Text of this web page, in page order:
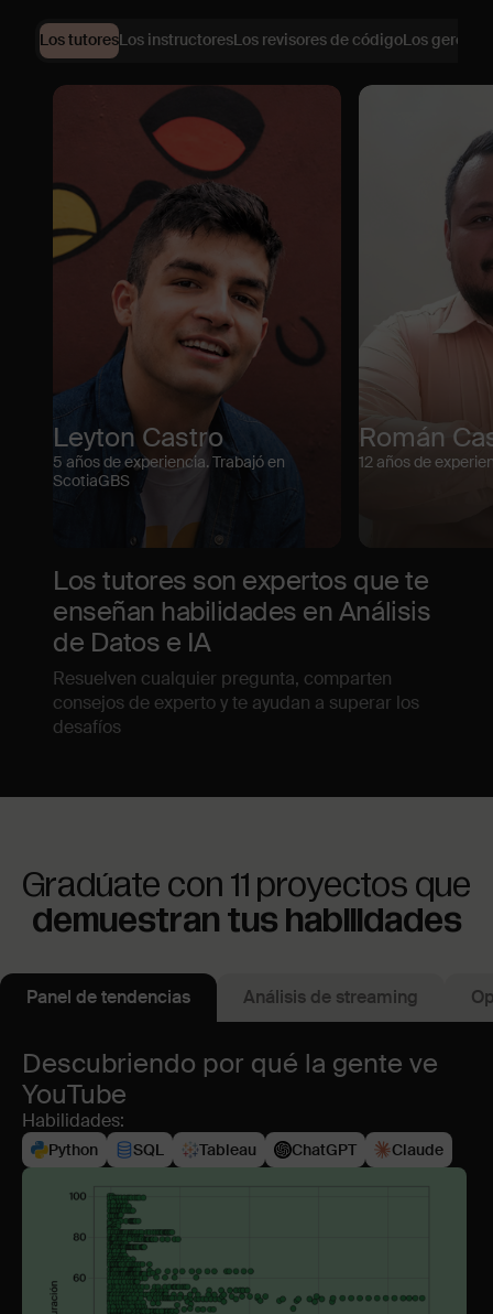
Los tutoresLos instructoresLos revisores de códigoLos
Los tutores son expertos que te
enseñan habilidades en Análisis
de Datos e IA
Resuelven cualquier pregunta, comparten
consejos de experto y te ayudan a superar los
desafíos
Leyton Castro
5 años de experiencia. Trabajó en
ScotiaGBS
Román
12 años de
Gradúate con 11 proyectos que
demuestran tus habilidades
Panel de tendencias Análisis de streaming
Descubriendo por qué la gente ve
YouTube
Habilidades:
Python SQL Tableau ChatGPT Claude